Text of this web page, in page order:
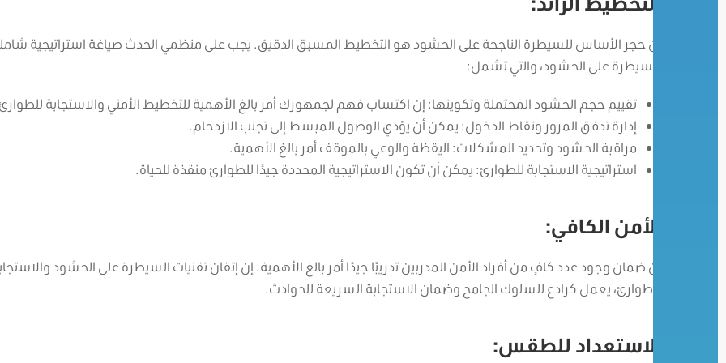
إن حجر الأساس للسيطرة الناجحة على الحشود هو التخطيط المسبق الدقيق. يجب على منظمي الحدث صياغة استراتيجية
للسيطرة على الحشود، والتي تشمل:
تقييم حجم الحشود المحتملة وتكوينها: إن اكتساب فهم لجمهورك أمر بالغ الأهمية للتخطيط الأمني ​​والاستجابة
إدارة تدفق المرور ونقاط الدخول: يمكن أن يؤدي الوصول المبسط إلى تجنب الازدحام.
مراقبة الحشود وتحديد المشكلات: اليقظة والوعي بالموقف أمر بالغ الأهمية.
استراتيجية الاستجابة للطوارئ: يمكن أن تكون الاستراتيجية المحددة جيدًا للطوارئ منقذة للحياة.
الأمن الكافي:
إن ضمان وجود عدد كافٍ من أفراد الأمن المدربين تدريبًا جيدًا أمر بالغ الأهمية. إن إتقان تقنيات السيطرة على الحشود
للطوارئ، يعمل كرادع للسلوك الجامح وضمان الاستجابة السريعة للحوادث.
الاستعداد للطقس: